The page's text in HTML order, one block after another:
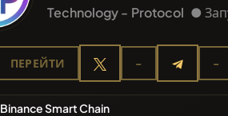
Technology - Protocol ●
ПЕРЕЙТИ - -
Binance Smart Chain